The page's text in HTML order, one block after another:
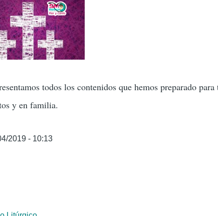
todos los contenidos que hemos preparado
y en familia.
2019 - 10:13